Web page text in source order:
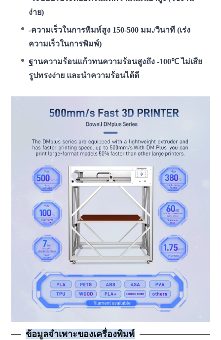
ง่าย)
-ความเร็วในการพิมพ์สูง 150-500 มม./วินาที (เร่ง
ความเร็วในการพิมพ์)
ฐานความร้อนแก้วทนความร้อนสูงถึง -100℃ ไม่เสีย
รูปทรงง่าย และนำความร้อนได้ดี
ข้อมูลจำเพาะของเครื่องพิมพ์